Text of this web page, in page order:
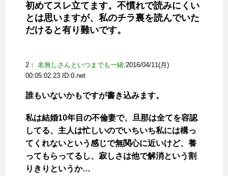
初めてスレ立てます。不慣れで読みにくい
とは思いますが、私のチラ裏を読んでいた
だけると有り難いです。
2： 名無しさんといつまでも一緒:2016/04/11(月)
00:05:02.23 ID:0.net
誰もいないかもですが書き込みます。
私は結婚10年目の不倫妻で、旦那は全てを容認
してる、主人は忙しいのでいちいち私には構っ
てくれないという感じで無関心に近いけど、養
ってもらってるし、寂しさは他で解消という割
りきりというか…